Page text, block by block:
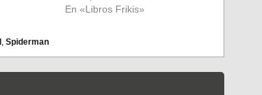
En «Libros Frikis»
, Spiderman